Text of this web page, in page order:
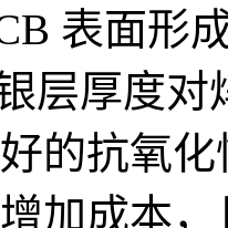
表面形
层厚度
的抗氧
加成本